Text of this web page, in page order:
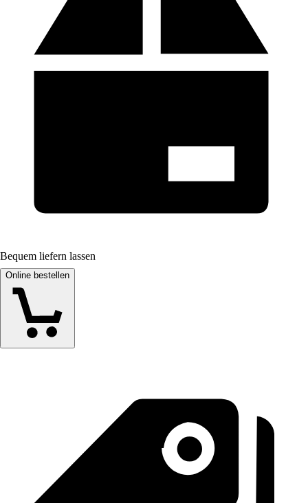
Bequem liefern lassen
Online bestellen